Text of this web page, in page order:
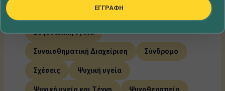
Προσωπικές μαρτυρίες ανθρώπων
Σεξουαλική υγεία
Συναισθηματική Διαχείριση Σύνδρομο
Σχέσεις Ψυχική υγεία
Ψυχική υγεία και Τέχνη Ψυχοθεραπεία
ΕΓΓΡΑΦΗ